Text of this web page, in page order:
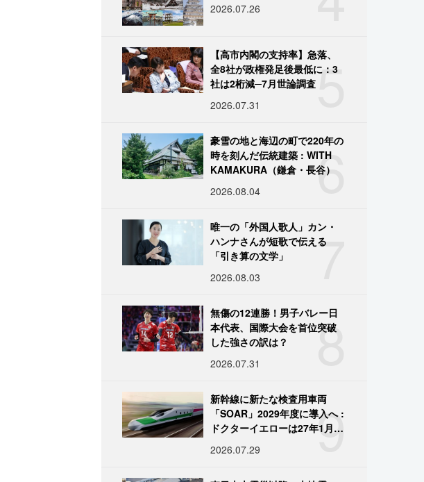
2026.07.26
5
【高市内閣の支持率】急落、
全8社が政権発足後最低に：3
社は2桁減─7月世論調査
2026.07.31
6
豪雪の地と海辺の町で220年の
時を刻んだ伝統建築 : WITH
KAMAKURA（鎌倉・長谷）
2026.08.04
7
唯一の「外国人歌人」カン・
ハンナさんが短歌で伝える
「引き算の文学」
2026.08.03
8
無傷の12連勝！男子バレー日
本代表、国際大会を首位突破
した強さの訳は？
2026.07.31
9
新幹線に新たな検査用車両
「SOAR」2029年度に導入へ :
ドクターイエローは27年1月に
2026.07.29